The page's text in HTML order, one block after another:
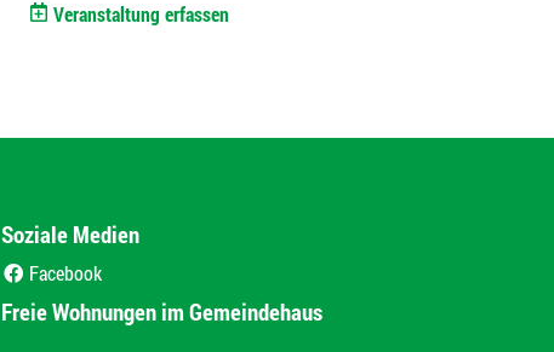
Veranstaltung erfassen
Soziale Medien
Facebook
Freie Wohnungen im Gemeindehaus